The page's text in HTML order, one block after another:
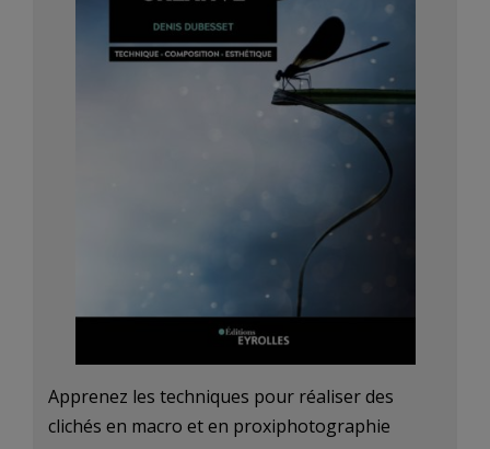
Apprenez les techniques pour réaliser des
clichés en macro et en proxiphotographie